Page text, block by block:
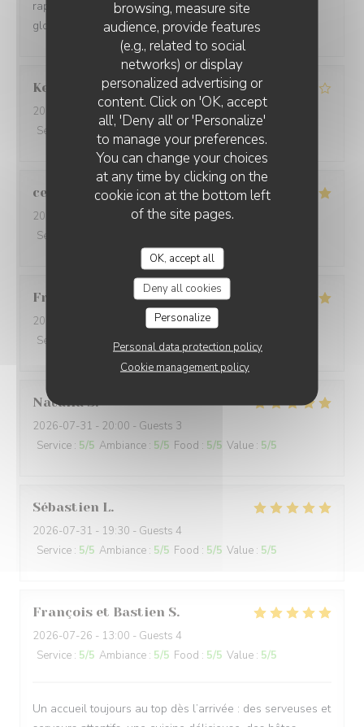
browsing, measure site
audience, provide features
(e.g., related to social
networks) or display
personalized advertising or
content. Click on 'OK, accept
all', 'Deny all' or 'Personalize'
to manage your preferences.
You can change your choices
at any time by clicking on the
cookie icon at the bottom left
of the site pages.
OK, accept all
Deny all cookies
Personalize
Personal data protection policy
Cookie management policy
rapport . Parking gratuit à proximité . Etions un couple :
globalement très satisfaits .
Kerleau
2026-08-03
- 12:30 - Guests 5
Service
Ambiance : /5
celine
2026-08-01
- 20:30 - Guests 2
Service
Frans
2026-07-31
- 20:00 - Guests 5
Service
Ambiance 5 /5 : /5 Value
Natalia S
2026-07-31 - 20:00 - Guests 3
Service : 5/5 Ambiance : 5/5 Food : 5/5 Value : 5/5
Sébastien L
2026-07-31 - 19:30 - Guests 4
Service : 5/5 Ambiance : 5/5 Food : 5/5 Value : 5/5
François et Bastien S
2026-07-26 - 13:00 - Guests 4
Service : 5/5 Ambiance : 5/5 Food : 5/5 Value : 5/5
Un accueil toujours au top dès l’arrivée : des serveuses et